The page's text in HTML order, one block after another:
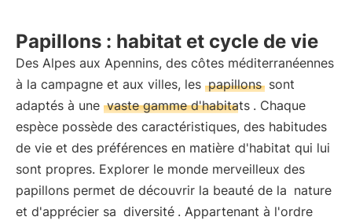
Papillons : habitat et cycle de vie
Des Alpes aux Apennins, des côtes méditerranéennes
à la campagne et aux villes, les papillons sont
adaptés à une vaste gamme d'habitats . Chaque
espèce possède des caractéristiques, des habitudes
de vie et des préférences en matière d'habitat qui lui
sont propres. Explorer le monde merveilleux des
papillons permet de découvrir la beauté de la nature
et d'apprécier sa diversité . Appartenant à l'ordre